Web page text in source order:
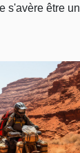
s'avère être un